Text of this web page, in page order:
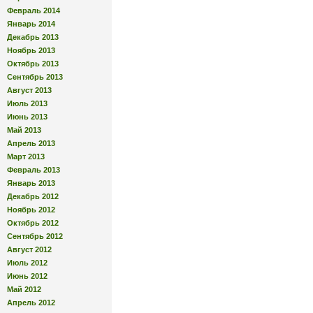
Февраль 2014
Январь 2014
Декабрь 2013
Ноябрь 2013
Октябрь 2013
Сентябрь 2013
Август 2013
Июль 2013
Июнь 2013
Май 2013
Апрель 2013
Март 2013
Февраль 2013
Январь 2013
Декабрь 2012
Ноябрь 2012
Октябрь 2012
Сентябрь 2012
Август 2012
Июль 2012
Июнь 2012
Май 2012
Апрель 2012